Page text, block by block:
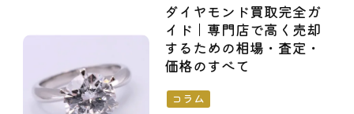
ダイヤモンド買取完全ガ
イド｜専門店で高く売却
するための相場・査定・
価格のすべて
コラム